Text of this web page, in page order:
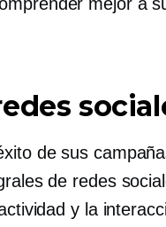
de sus
de redes
y la